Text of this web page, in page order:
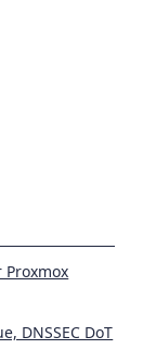
DNSSEC DoT